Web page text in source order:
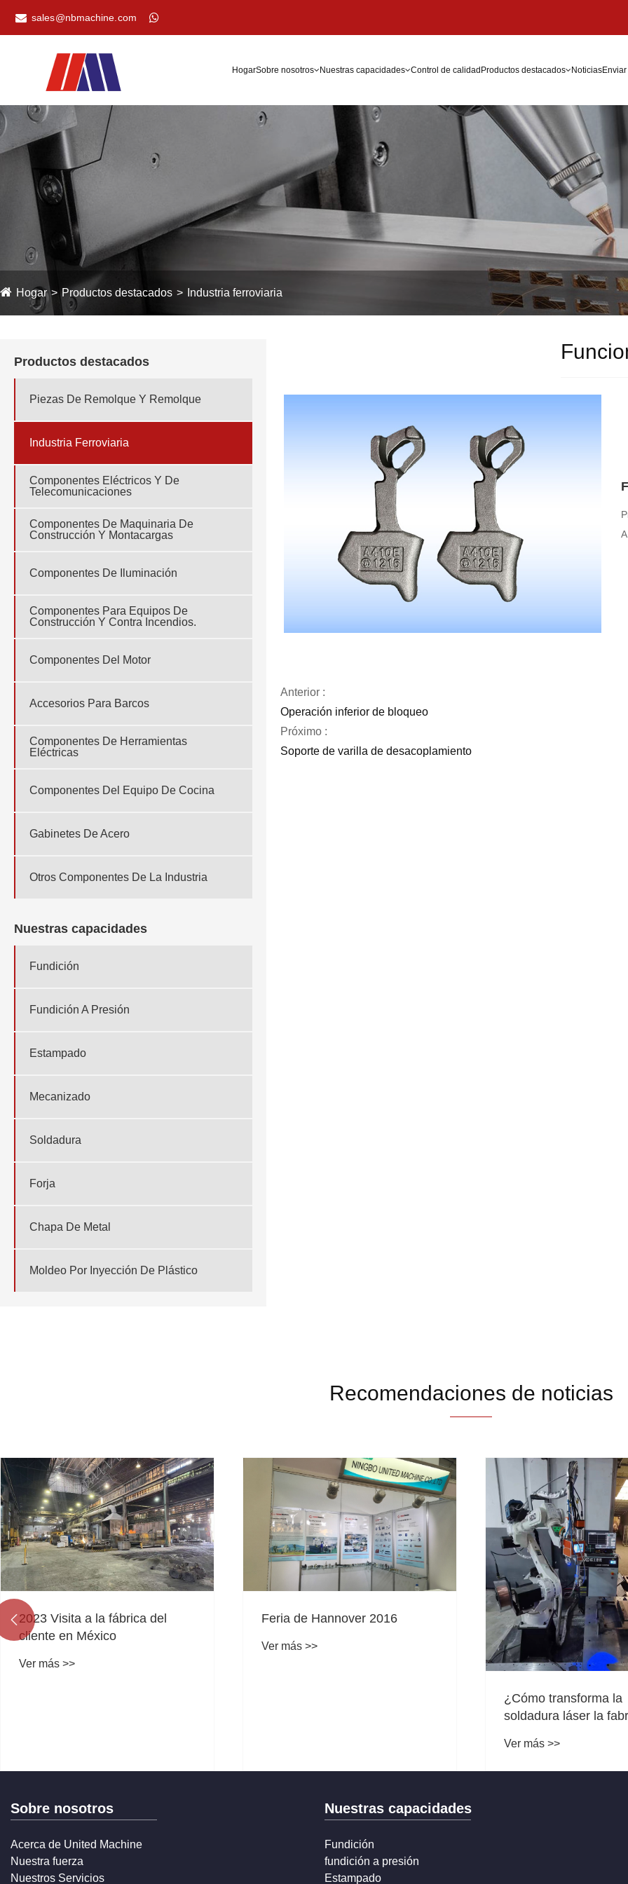
sales@nbmachine.com
HogarSobre nosotros Nuestras capacidades Control de calidad Productos destacados Noticias
Hogar Productos destacados Industria ferroviaria
Productos destacados
Piezas De Remolque Y Remolque
Industria Ferroviaria
Componentes Eléctricos Y De
Telecomunicaciones
Componentes De Maquinaria De
Construcción Y Montacargas
Componentes De Iluminación
Componentes Para Equipos De
Construcción Y Contra Incendios.
Componentes Del Motor
Accesorios Para Barcos
Componentes De Herramientas
Eléctricas
Componentes Del Equipo De Cocina
Gabinetes De Acero
Otros Componentes De La Industria
Nuestras capacidades
Fundición
Fundición A Presión
Estampado
Mecanizado
Soldadura
Forja
Chapa De Metal
Moldeo Por Inyección De Plástico
Anterior :
Operación inferior de bloqueo
Próximo :
Soporte de varilla de desacoplamiento
Recomendaciones de noticias
2023 Visita a la fábrica del
cliente en México
Ver más >>
Feria de Hannover 2016
Ver más >>
¿Cómo transforma la
soldadura láser la
Ver más >>

Sobre nosotros
Acerca de United Machine
Nuestra fuerza
Nuestros Servicios
Nuestras capacidades
Fundición
fundición a presión
Estampado